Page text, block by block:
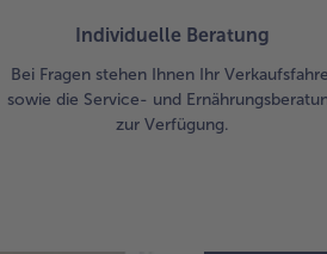
Individuelle Beratung
Bei Fragen stehen Ihnen Ihr
sowie die Service- und
zur Verfügung.